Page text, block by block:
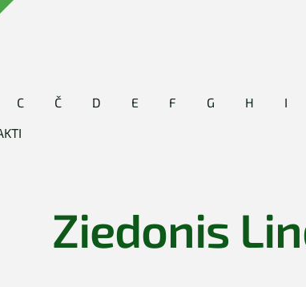
C Č D E F G H I
Ziedonis